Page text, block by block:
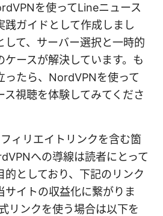
を使ってLineニュース
践ガイドとして作成しまし
して、サーバー選択と一時的
ースが解決しています。も
ったら、NordVPNを使って
ス視聴を体験してみてくださ
ィリエイトリンクを含む箇
への導線は読者にとって
的としており、下記のリンク
サイトの収益化に繋がりま
リンクを使う場合は以下を